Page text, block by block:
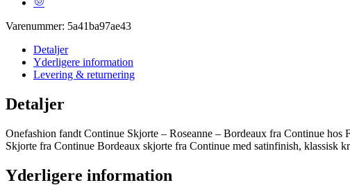
Varenummer: 5a41ba97ae43
Detaljer
Yderligere information
Levering & returnering
Detaljer
Onefashion fandt Continue Skjorte – Roseanne – Bordeaux fra Continue hos
Skjorte fra Continue Bordeaux skjorte fra Continue med satinfinish, klassisk
Yderligere information